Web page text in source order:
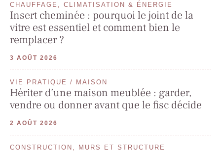
CHAUFFAGE, CLIMATISATION & ÉNERGIE
Insert cheminée : pourquoi le joint de la
vitre est essentiel et comment bien le
remplacer ?
3 AOÛT 2026
VIE PRATIQUE / MAISON
Hériter d’une maison meublée : garder,
vendre ou donner avant que le fisc décide
2 AOÛT 2026
CONSTRUCTION, MURS ET STRUCTURE